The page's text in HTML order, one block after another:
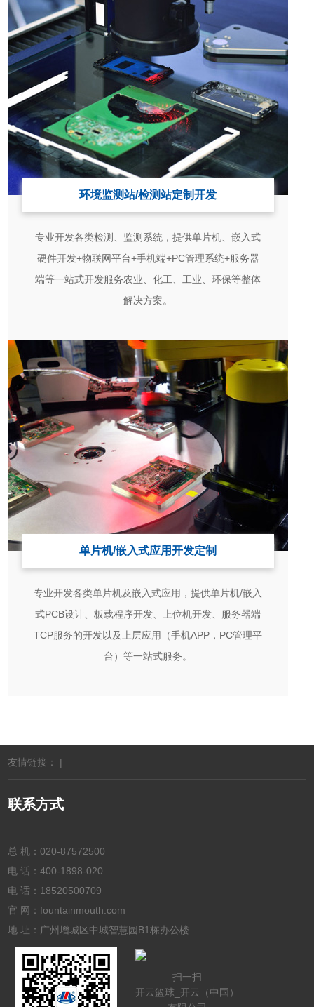
环境监测站/检测站定制开发
专业开发各类检测、监测系统，提供单片机、嵌入式
硬件开发+物联网平台+手机端+PC管理系统+服务器
端等一站式开发服务农业、化工、工业、环保等整体
解决方案。
单片机/嵌入式应用开发定制
专业开发各类单片机及嵌入式应用，提供单片机/嵌入
式PCB设计、板载程序开发、上位机开发、服务器端
TCP服务的开发以及上层应用（手机APP，PC管理平
台）等一站式服务。
友情链接： |
联系方式
总 机：020-87572500
电 话：400-1898-020
电 话： 18520500709
官 网：fountainmouth.com
地 址：广州增城区中城智慧园B1栋办公楼
扫一扫
开云篮球_开云（中国）